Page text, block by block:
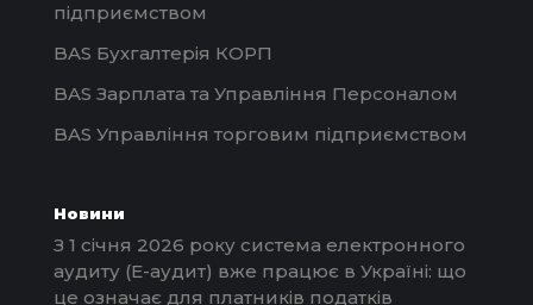
підприємством
BAS Бухгалтерія КОРП
BAS Зарплата та Управління Персоналом
BAS Управління торговим підприємством
Новини
З 1 січня 2026 року система електронного
аудиту (Е-аудит) вже працює в Україні: що
це означає для платників податків